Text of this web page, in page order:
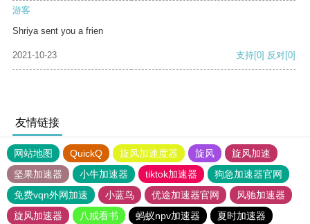
游客
Shriya sent you a frien
2021-10-23 支持[0] 反对[0]
友情链接
网站地图 QuickQ 旋风加速度器 旋风
旋风加速
坚果加速器
小牛加速器 tiktok加速器
狗急加速器官网
免费vqn外网加速
小蓝鸟 优途加速器官网
风驰加速器
旋风加速器
八戒看书 蚂蚁npv加速器
夏时加速器